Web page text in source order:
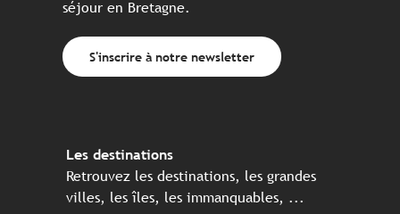
séjour en Bretagne.
S'inscrire à notre newsletter
Les destinations
Retrouvez les destinations, les grandes
villes, les îles, les immanquables, ...